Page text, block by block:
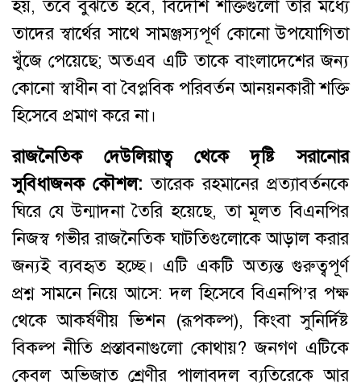
হয়, তবে বুঝতে হবে, বিদেশি শক্তিগুলো তার মধ্যে
তাদের স্বার্থের সাথে সামঞ্জস্যপূর্ণ কোনো উপযোগিতা
খুঁজে পেয়েছে; অতএব এটি তাকে বাংলাদেশের জন্য
কোনো স্বাধীন বা বৈপ্লবিক পরিবর্তন আনয়নকারী শক্তি
হিসেবে প্রমাণ করে না।
রাজনৈতিক দেউলিয়াত্ব থেকে দৃষ্টি সরানোর
সুবিধাজনক কৌশল: তারেক রহমানের প্রত্যাবর্তনকে
ঘিরে যে উন্মাদনা তৈরি হয়েছে, তা মূলত বিএনপির
নিজস্ব গভীর রাজনৈতিক ঘাটতিগুলোকে আড়াল করার
জন্যই ব্যবহৃত হচ্ছে। এটি একটি অত্যন্ত গুরুত্বপূর্ণ
প্রশ্ন সামনে নিয়ে আসে: দল হিসেবে বিএনপি’র পক্ষ
থেকে আকর্ষণীয় ভিশন (রূপকল্প), কিংবা সুনির্দিষ্ট
বিকল্প নীতি প্রস্তাবনাগুলো কোথায়? জনগণ এটিকে
কেবল অভিজাত শ্রেণীর পালাবদল ব্যতিরেকে আর